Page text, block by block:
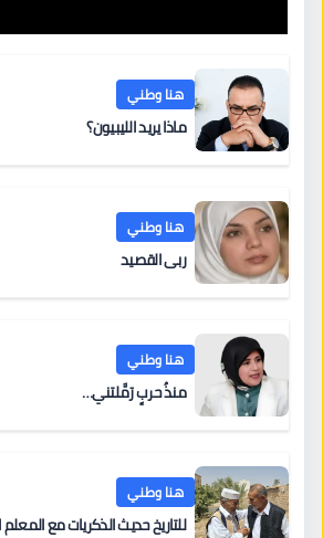
هنا وطني
ماذا يريد الليبيون؟
هنا وطني
ربى القصيد
هنا وطني
منذُ حربٍ رَمَّلتني…
هنا وطني
للتاريخ حديث الذكريات مع